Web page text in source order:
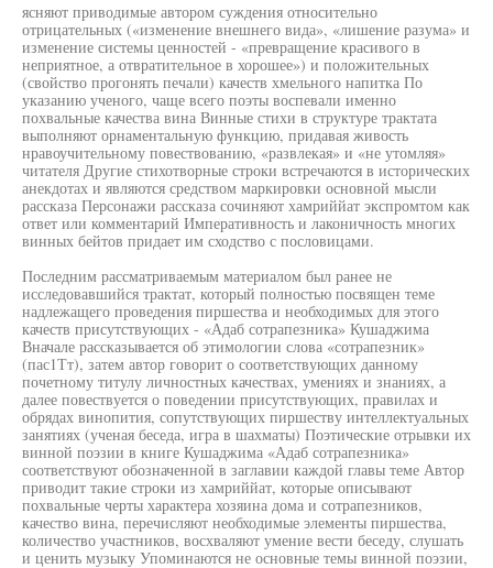
ясняют приводимые автором суждения относительно
отрицательных («изменение внешнего вида», «лишение разума» и
изменение системы ценностей - «превращение красивого в
неприятное, а отвратительное в хорошее») и положительных
(свойство прогонять печали) качеств хмельного напитка По
указанию ученого, чаще всего поэты воспевали именно
похвальные качества вина Винные стихи в структуре трактата
выполняют орнаментальную функцию, придавая живость
нравоучительному повествованию, «развлекая» и «не утомляя»
читателя Другие стихотворные строки встречаются в исторических
анекдотах и являются средством маркировки основной мысли
рассказа Персонажи рассказа сочиняют хамриййат экспромтом как
ответ или комментарий Императивность и лаконичность многих
винных бейтов придает им сходство с пословицами.
Последним рассматриваемым материалом был ранее не
исследовавшийся трактат, который полностью посвящен теме
надлежащего проведения пиршества и необходимых для этого
качеств присутствующих - «Адаб сотрапезника» Кушаджима
Вначале рассказывается об этимологии слова «сотрапезник»
(пас1Тт), затем автор говорит о соответствующих данному
почетному титулу личностных качествах, умениях и знаниях, а
далее повествуется о поведении присутствующих, правилах и
обрядах винопития, сопутствующих пиршеству интеллектуальных
занятиях (ученая беседа, игра в шахматы) Поэтические отрывки их
винной поэзии в книге Кушаджима «Адаб сотрапезника»
соответствуют обозначенной в заглавии каждой главы теме Автор
приводит такие строки из хамриййат, которые описывают
похвальные черты характера хозяина дома и сотрапезников,
качество вина, перечисляют необходимые элементы пиршества,
количество участников, восхваляют умение вести беседу, слушать
и ценить музыку Упоминаются не основные темы винной поэзии,